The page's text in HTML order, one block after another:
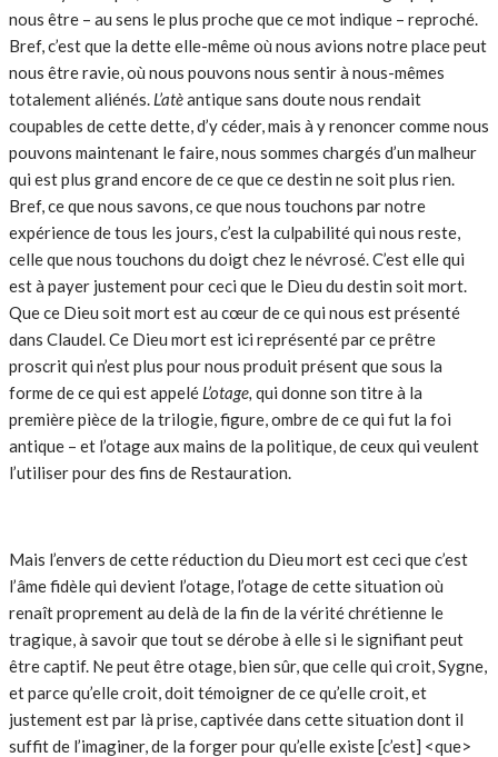
nous être – au sens le plus proche que ce mot indique – reproché.
Bref, c’est que la dette elle-même où nous avions notre place peut
nous être ravie, où nous pouvons nous sentir à nous-mêmes
totalement aliénés. L’atèantique sans doute nous rendait
coupables de cette dette, d’y céder, mais à y renoncer comme nous
pouvons maintenant le faire, nous sommes chargés d’un malheur
qui est plus grand encore de ce que ce destin ne soit plus rien.
Bref, ce que nous savons, ce que nous touchons par notre
expérience de tous les jours, c’est la culpabilité qui nous reste,
celle que nous touchons du doigt chez le névrosé. C’est elle qui
est à payer justement pour ceci que le Dieu du destin soit mort.
Que ce Dieu soit mort est au cœur de ce qui nous est présenté
dans Claudel. Ce Dieu mort est ici représenté par ce prêtre
proscrit qui n’est plus pour nous produit présent que sous la
forme de ce qui est appelé L’otage, qui donne son titre à la
première pièce de la trilogie, figure, ombre de ce qui fut la foi
antique – et l’otage aux mains de la politique, de ceux qui veulent
l’utiliser pour des fins de Restauration.
Mais l’envers de cette réduction du Dieu mort est ceci que c’est
l’âme fidèle qui devient l’otage, l’otage de cette situation où
renaît proprement au delà de la fin de la vérité chrétienne le
tragique, à savoir que tout se dérobe à elle si le signifiant peut
être captif. Ne peut être otage, bien sûr, que celle qui croit, Sygne,
et parce qu’elle croit, doit témoigner de ce qu’elle croit, et
justement est par là prise, captivée dans cette situation dont il
suffit de l’imaginer, de la forger pour qu’elle existe [c’est] <que>